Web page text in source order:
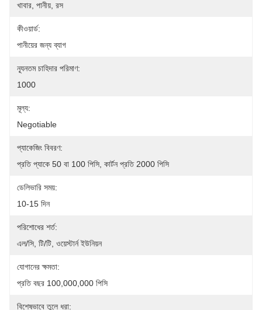
খাবার, পানীয়, রস
কীওয়ার্ড:
পানীয়ের জন্য ব্যাগ
ন্যূনতম চাহিদার পরিমাণ:
1000
মূল্য:
Negotiable
প্যাকেজিং বিবরণ:
প্রতি প্যাকে 50 বা 100 পিসি, কার্টন প্রতি 2000 পিসি
ডেলিভারি সময়:
10-15 দিন
পরিশোধের শর্ত:
এল/সি, টি/টি, ওয়েস্টার্ন ইউনিয়ন
যোগানের ক্ষমতা:
প্রতি বছর 100,000,000 পিসি
বিশেষভাবে তুলে ধরা: